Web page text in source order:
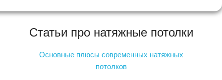
Статьи про натяжные потолки
Основные плюсы современных натяжных
потолков